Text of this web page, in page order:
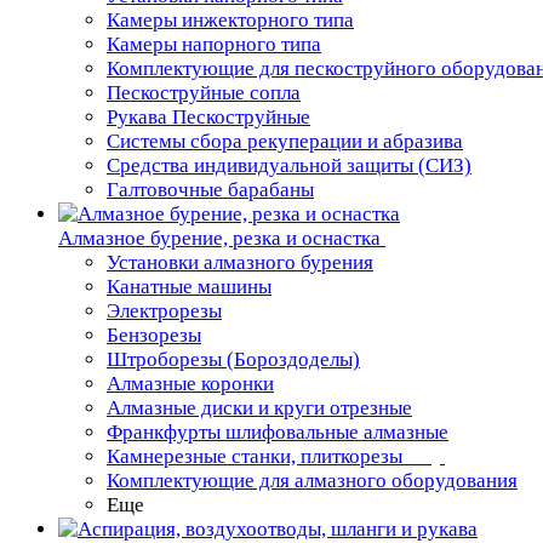
Камеры инжекторного типа
Камеры напорного типа
Комплектующие для пескоструйного
Пескоструйные сопла
Рукава Пескоструйные
Системы сбора рекуперации и абразива
Средства индивидуальной защиты (СИЗ)
Галтовочные барабаны
Алмазное бурение, резка и оснастка
Установки алмазного бурения
Канатные машины
Электрорезы
Бензорезы
Штроборезы (Бороздоделы)
Алмазные коронки
Алмазные диски и круги отрезные
Франкфурты шлифовальные алмазные
Камнерезные станки, плиткорезы
Комплектующие для алмазного оборудования
Еще